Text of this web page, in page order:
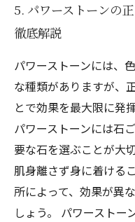
5. パワーストーンの
徹底解説
パワーストーンには、
な種類がありますが、
とで効果を最大限に発
パワーストーンには石
要な石を選ぶことが大
肌身離さず身に着ける
所によって、効果が異
しょう。 パワーストー